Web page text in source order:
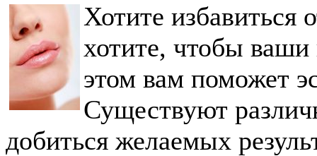
Хотите избавиться
хотите, чтобы
этом вам поможет
Существуют
добиться желаемых